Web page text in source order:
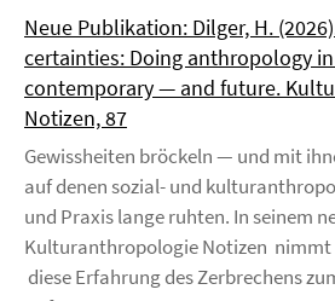
Neue Publikation: Dilger, H.
certainties: Doing anthropology
contemporary — and future.
Notizen, 87
Gewissheiten bröckeln — und mit
auf denen sozial- und
und Praxis lange ruhten. In seinem
Kulturanthropologie Notizen
diese Erfahrung des Zerbrechens